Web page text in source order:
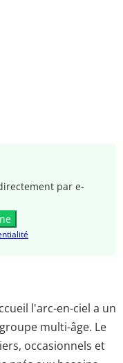
par e-
l'arc-en-ciel a un
multi-âge. Le
occasionnels et